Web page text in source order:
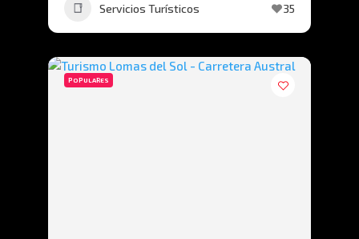
Servicios Turísticos 35
POPULARES